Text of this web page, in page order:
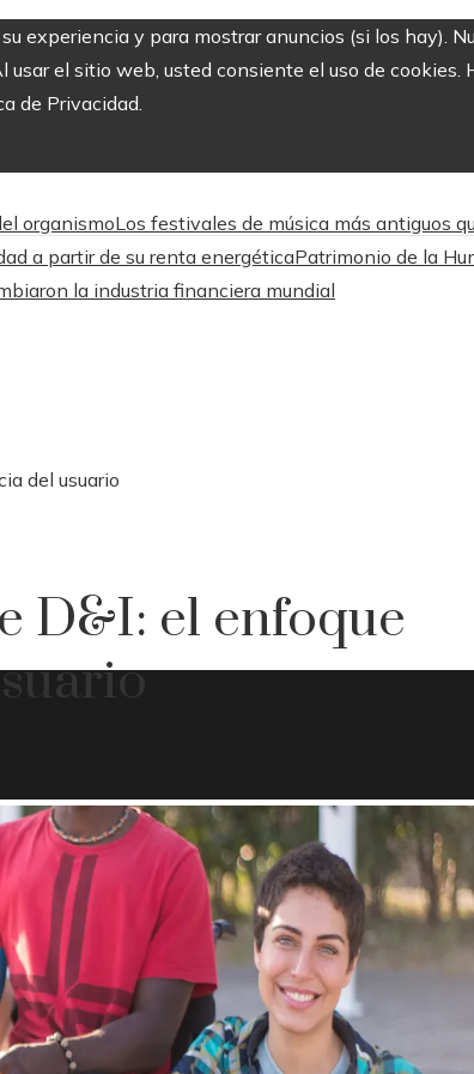
experiencia y para mostrar anuncios (si los hay).
el sitio web, usted consiente el uso de
de Privacidad.
organismoLos festivales de música más antiguos
a partir de su renta energéticaPatrimonio de la
la industria financiera mundial
del usuario
D&I: el enfoque